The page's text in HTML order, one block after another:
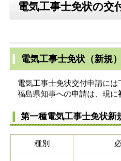
電気工事士免状の交
電気工事士免状（新規
電気工事士免状交付申請には
福島県知事への申請は、現に
第一種電気工事士免状新
種別